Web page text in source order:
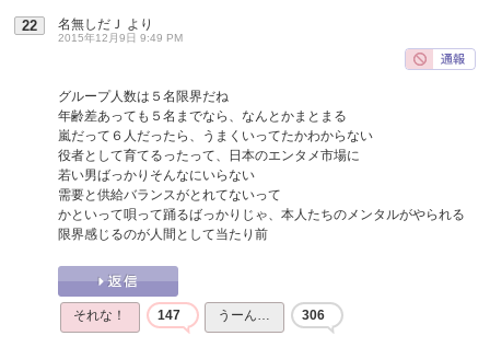
22 名無しだＪ より
2015年12月9日 9:49 PM
グループ人数は５名限界だね
年齢差あっても５名までなら、なんとかまとまる
嵐だって６人だったら、うまくいってたかわからない
役者として育てるったって、日本のエンタメ市場に
若い男ばっかりそんなにいらない
需要と供給バランスがとれてないって
かといって唄って踊るばっかりじゃ、本人たちのメンタルがやられる
限界感じるのが人間として当たり前
それな！ 147 うーん… 306